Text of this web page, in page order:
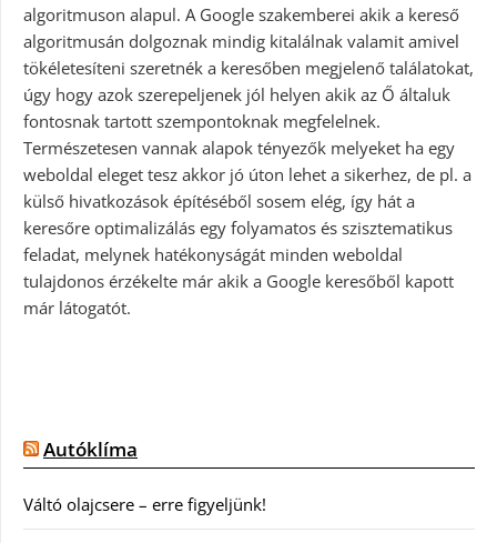
algoritmuson alapul. A Google szakemberei akik a kereső
algoritmusán dolgoznak mindig kitalálnak valamit amivel
tökéletesíteni szeretnék a keresőben megjelenő találatokat,
úgy hogy azok szerepeljenek jól helyen akik az Ő általuk
fontosnak tartott szempontoknak megfelelnek.
Természetesen vannak alapok tényezők melyeket ha egy
weboldal eleget tesz akkor jó úton lehet a sikerhez, de pl. a
külső hivatkozások építéséből sosem elég, így hát a
keresőre optimalizálás egy folyamatos és szisztematikus
feladat, melynek hatékonyságát minden weboldal
tulajdonos érzékelte már akik a Google keresőből kapott
már látogatót.
Autóklíma
Váltó olajcsere – erre figyeljünk!